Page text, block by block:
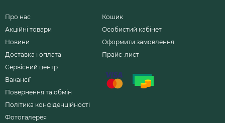
Про нас
Акційні товари
Новини
Доставка і оплата
Сервісний центр
Вакансії
Повернення та обмін
Політика конфіденційності
Фотогалерея
Кошик
Особистий кабінет
Оформити замовлення
Прайс-лист